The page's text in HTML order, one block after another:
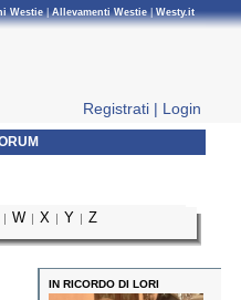
Westie|Allevamenti Westie|Westy.it
Registrati | Login
| W | X | Y | Z
IN RICORDO DI LORI